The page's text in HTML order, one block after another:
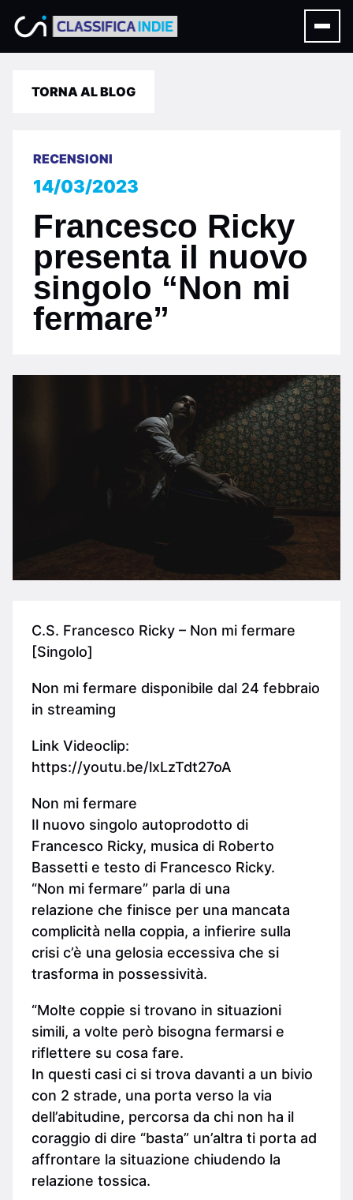
TORNA AL BLOG
RECENSIONI
14/03/2023
Francesco Ricky
presenta il nuovo
singolo “Non mi
fermare”
C.S. Francesco Ricky – Non mi fermare
[Singolo]
Non mi fermare disponibile dal 24 febbraio
in streaming
Link Videoclip:
https://youtu.be/lxLzTdt27oA
Non mi fermare
Il nuovo singolo autoprodotto di
Francesco Ricky, musica di Roberto
Bassetti e testo di Francesco Ricky.
“Non mi fermare” parla di una
relazione che finisce per una mancata
complicità nella coppia, a infierire sulla
crisi c’è una gelosia eccessiva che si
trasforma in possessività.
“Molte coppie si trovano in situazioni
simili, a volte però bisogna fermarsi e
riflettere su cosa fare.
In questi casi ci si trova davanti a un bivio
con 2 strade, una porta verso la via
dell’abitudine, percorsa da chi non ha il
coraggio di dire “basta” un’altra ti porta ad
affrontare la situazione chiudendo la
relazione tossica.